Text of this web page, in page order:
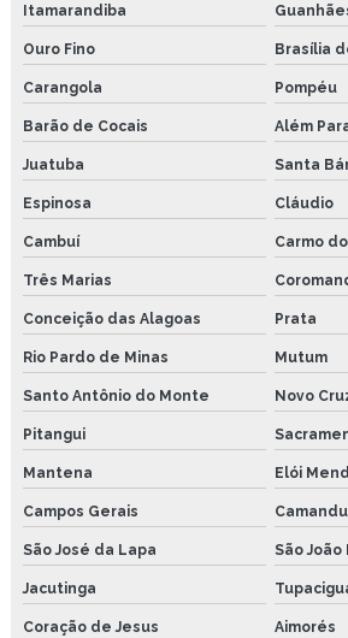
Itamarandiba
Ouro Fino Brasília
Carangola Pompéu
Barão de Cocais Além
Juatuba Santa
Espinosa Cláudio
Cambuí Carmo
Três Marias
Conceição das Alagoas Prata
Rio Pardo de Minas Mutum
Santo Antônio do Monte Novo
Pitangui
Mantena Elói
Campos Gerais
São José da Lapa São
Jacutinga
Coração de Jesus Aimorés